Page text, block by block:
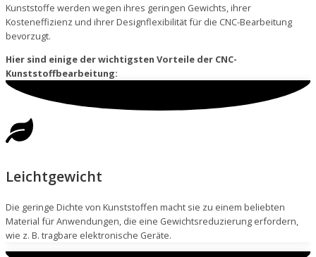
Kunststoffe werden wegen ihres geringen Gewichts, ihrer
Kosteneffizienz und ihrer Designflexibilität für die CNC-Bearbeitung
bevorzugt.
Hier sind einige der wichtigsten Vorteile der CNC-
Kunststoffbearbeitung:
Leichtgewicht
Die geringe Dichte von Kunststoffen macht sie zu einem beliebten
Material für Anwendungen, die eine Gewichtsreduzierung erfordern,
wie z. B. tragbare elektronische Geräte.